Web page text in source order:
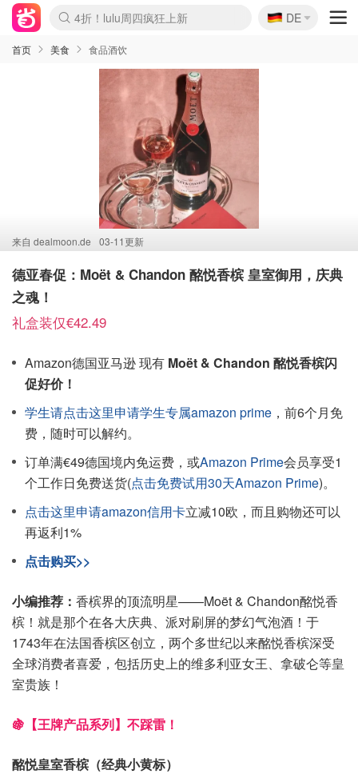
Boticinal 夏促开抢！
4折！lulu周四疯狂上新
还没结束！&OtherStories大促
Joybuy变相75折 随时失效
速领！Stanley独家85折
疑似霸哥！Camper额外叠85折
Zalando 奥莱闪促！每日更新
Moncler反季囤！5折起+叠9折
Coach Brooklyn仅€192
🇩🇪
DE
首页 美食 食品酒饮
来自 dealmoon.de 03-11更新
德亚春促：Moët & Chandon 酩悦香槟 皇室御用，庆典
之魂！
礼盒装仅€42.49
Amazon德国亚马逊 现有 Moët & Chandon 酩悦香槟闪
促好价！
学生请点击这里申请学生专属amazon prime ，前6个月免
费，随时可以解约。
订单满€49德国境内免运费，或Amazon Prime会员享受1
个工作日免费送货(点击免费试用30天Amazon Prime)。
点击这里申请amazon信用卡立减10欧，而且购物还可以
再返利1%
点击购买>>
小编推荐： 香槟界的顶流明星——Moët & Chandon酩悦香
槟！就是那个在各大庆典、派对刷屏的梦幻气泡酒！于
1743年在法国香槟区创立，两个多世纪以来酩悦香槟深受
全球消费者喜爱，包括历史上的维多利亚女王、拿破仑等皇
室贵族！
🍇【王牌产品系列】不踩雷！
酩悦皇室香槟（经典小黄标）